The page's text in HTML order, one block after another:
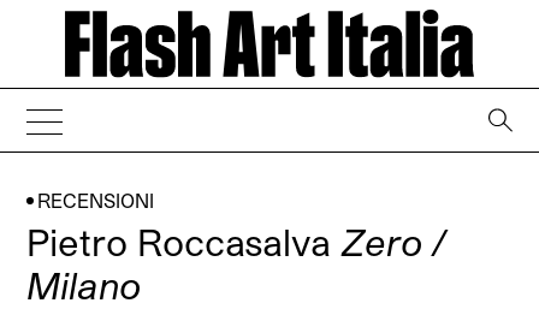
RECENSIONI
Pietro RoccasalvaZero /
Milano